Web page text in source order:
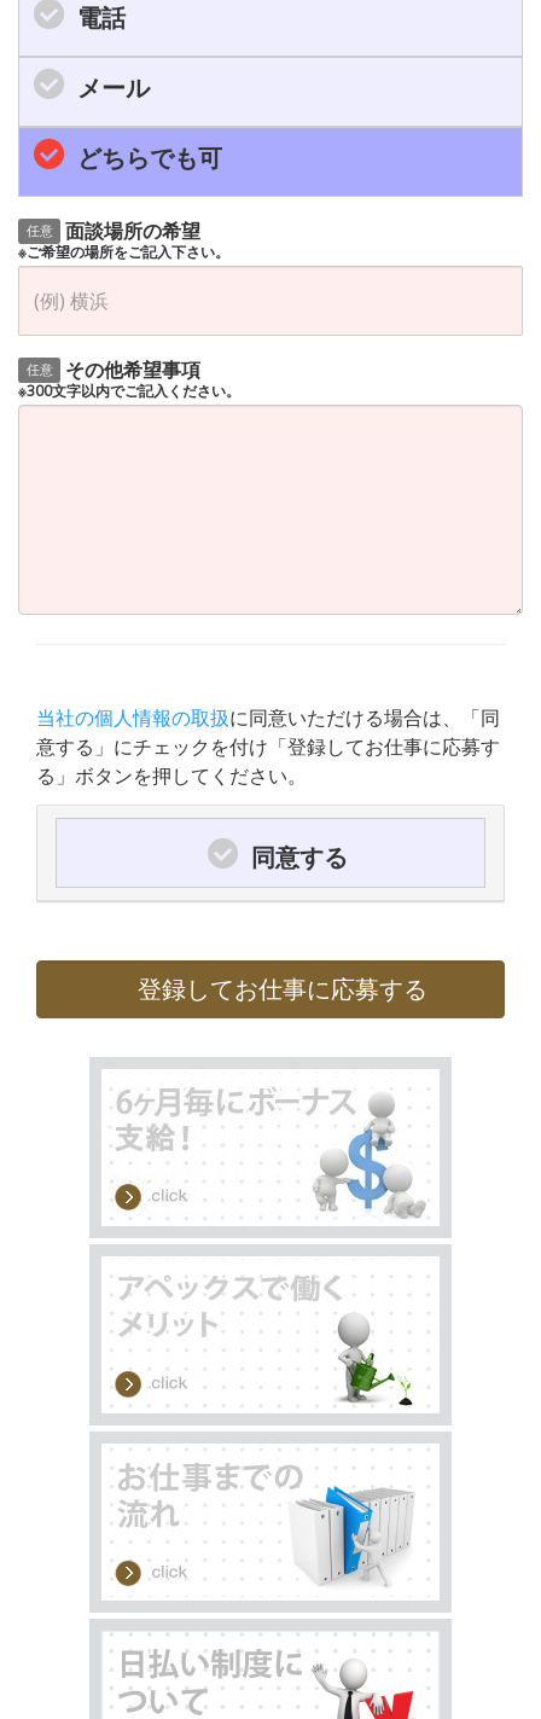
電話
メール
どちらでも可
任意 面談場所の希望
※ご希望の場所をご記入下さい。
任意 その他希望事項
※300文字以内でご記入ください。
当社の個人情報の取扱に同意いただける場合は、「同
意する」にチェックを付け「登録してお仕事に応募す
る」ボタンを押してください。
同意する